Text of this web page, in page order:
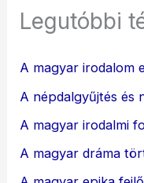
Legutóbbi
A magyar irodalom
A népdalgyűjtés és
A magyar irodalmi
A magyar dráma